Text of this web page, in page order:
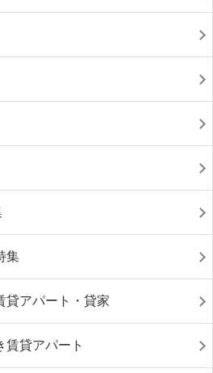
集
貸アパート・貸家
賃貸アパート